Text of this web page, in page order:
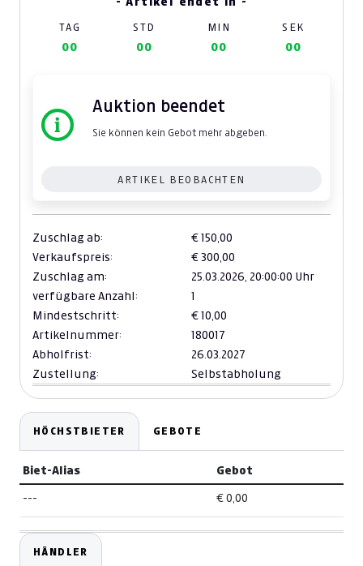
TAG STD MIN SEK
00 00 00 00
Auktion beendet
Sie können kein Gebot mehr abgeben.
ARTIKEL BEOBACHTEN
Zuschlag ab:
€ 150,00
Verkaufspreis:
€ 300,00
Zuschlag am:
25.03.2026, 20:00:00 Uhr
verfügbare Anzahl:
1
Mindestschritt:
€ 10,00
Artikelnummer:
180017
Abholfrist:
26.03.2027
Zustellung:
Selbstabholung
HÖCHSTBIETER GEBOTE
Biet-Alias Gebot
--- € 0,00
HÄNDLER